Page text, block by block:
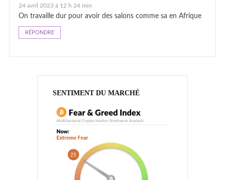
24 avril 2023 à 12 h 24 min
On travaille dur pour avoir des salons comme sa en Afrique
RÉPONDRE
SENTIMENT DU MARCHÉ